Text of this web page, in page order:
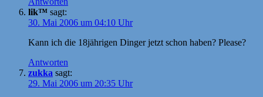
lik™ sagt:
30. Mai 2006 um 04:10 Uhr
Kann ich die 18jährigen Dinger jetzt schon haben? Please?
Antworten
zukka sagt:
29. Mai 2006 um 20:35 Uhr